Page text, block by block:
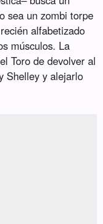
sea un zombi torpe
alfabetizado
músculos. La
Toro de devolver al
Shelley y alejarlo